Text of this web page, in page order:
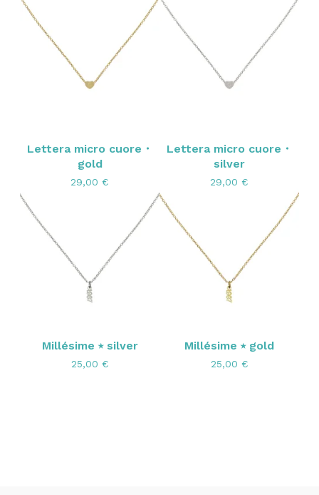
Lettera micro cuore・
gold
29,00 €
Lettera micro cuore・
silver
29,00 €
Millésime ⭑ silver
25,00 €
Millésime ⭑ gold
25,00 €